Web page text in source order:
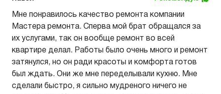
Мне понравилось качество ремонта компании
Мастера ремонта. Сперва мой брат обращался за
их услугами, так он вообще ремонт во всей
квартире делал. Работы было очень много и ремонт
затянулся, но он ради красоты и комфорта готов
был ждать. Они же мне переделывали кухню. Мне
сделали быстро, я сильно мудреного ничего не